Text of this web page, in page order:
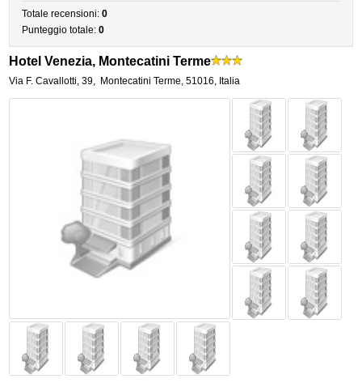
Totale recensioni:0
Punteggio totale:0
Hotel Venezia, Montecatini Terme
Via F. Cavallotti, 39, Montecatini Terme,51016, Italia